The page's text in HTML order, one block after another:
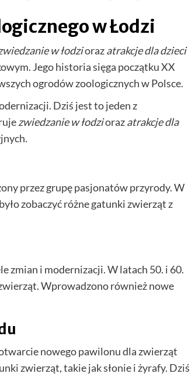
w Łodzi
w łodziorazatrakcje dla dzieci
Jego historia sięga początku XX
ogrodów zoologicznych w Polsce.
Dziś jest to jeden z
zwiedzanie w łodziorazatrakcje dla
przez grupę pasjonatów przyrody. W
zobaczyć różne gatunki zwierząt z
zmian i modernizacji. W latach 50. i 60.
Wprowadzono również nowe
nowego pawilonu dla zwierząt
zwierząt, takie jak słonie i żyrafy. Dziś